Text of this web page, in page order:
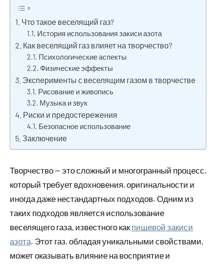
Что такое веселящий газ?
История использования закиси азота
Как веселящий газ влияет на творчество?
Психологические аспекты
Физические эффекты
Эксперименты с веселящим газом в творчестве
Рисование и живопись
Музыка и звук
Риски и предостережения
Безопасное использование
Заключение
Творчество — это сложный и многогранный процесс,
который требует вдохновения, оригинальности и
иногда даже нестандартных подходов. Одним из
таких подходов является использование
веселящего газа, известного какпищевой закиси
азота. Этот газ, обладая уникальными свойствами,
может оказывать влияние на восприятие и